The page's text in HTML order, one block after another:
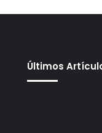
Últimos